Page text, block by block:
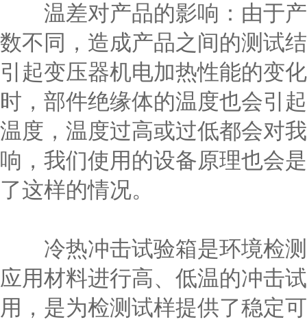
温差对产品的影响：由于产
数不同，造成产品之间的测试
引起变压器机电加热性能的变
时，部件绝缘体的温度也会引
温度，温度过高或过低都会对
响，我们使用的设备原理也会
了这样的情况。
冷热冲击试验箱是环境检测
应用材料进行高、低温的冲击
用，是为检测试样提供了稳定